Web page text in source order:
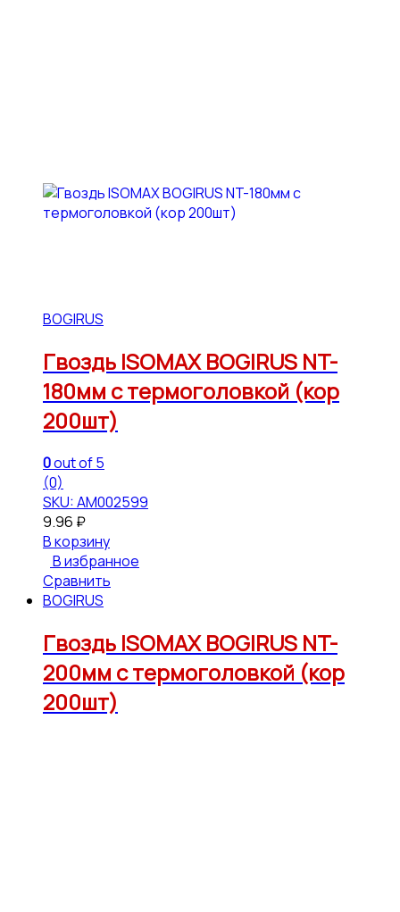
BOGIRUS
Гвоздь ISOMAX BOGIRUS NT-
180мм с термоголовкой (кор
200шт)
0out of 5
(0)
SKU: АМ002599
9.96 ₽
В корзину
В избранное
Сравнить
BOGIRUS
Гвоздь ISOMAX BOGIRUS NT-
200мм с термоголовкой (кор
200шт)